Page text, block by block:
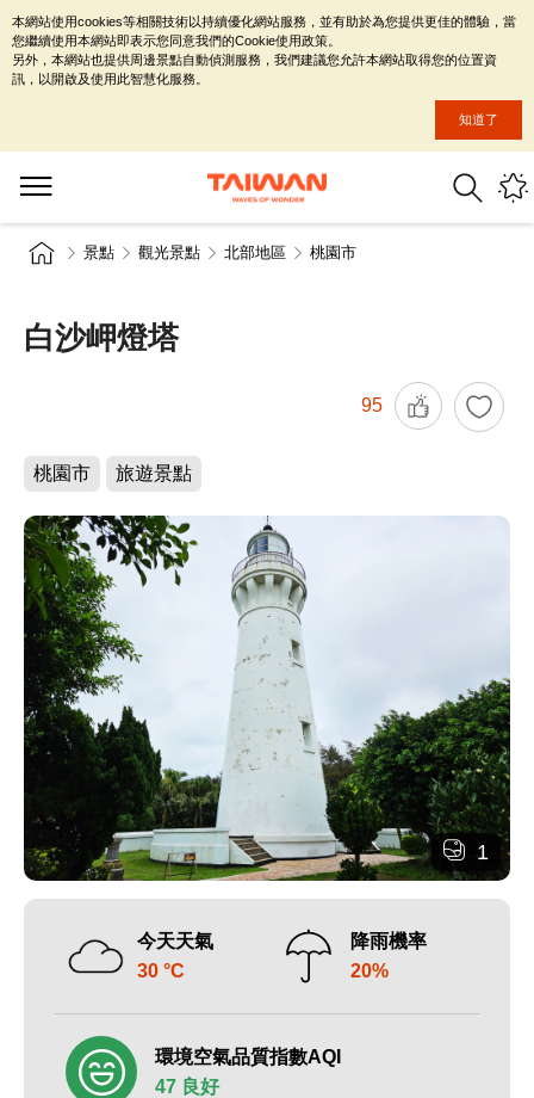
景點 觀光景點 北部地區 桃園市
白沙岬燈塔
95
桃園市 旅遊景點
1
今天天氣
30 °C
降雨機率
20%
環境空氣品質指數AQI
47 良好
本網站使用cookies等相關技術以持續優化網站服務，並有助於為您提供更佳的體驗，當
您繼續使用本網站即表示您同意我們的Cookie使用政策。
另外，本網站也提供周邊景點自動偵測服務，我們建議您允許本網站取得您的位置資
訊，以開啟及使用此智慧化服務。
知道了